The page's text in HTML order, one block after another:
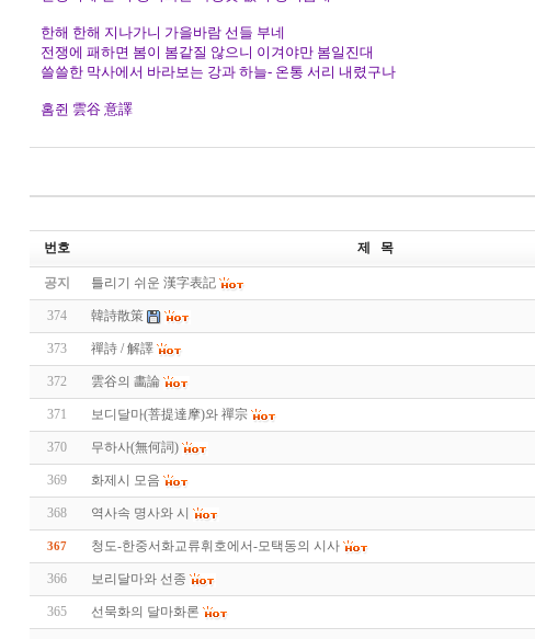
한해 한해 지나가니 가을바람 선들 부네
전쟁에 패하면 봄이 봄같질 않으니 이겨야만 봄일진대
쓸쓸한 막사에서 바라보는 강과 하늘- 온통 서리 내렸구나
홈쥔 雲谷 意譯
번호
제 목
공지 틀리기 쉬운 漢字表記
374 韓詩散策
373 禪詩 / 解譯
372 雲谷의 畵論
371 보디달마(菩提達摩)와 禪宗
370 무하사(無何詞)
369 화제시 모음
368 역사속 명사와 시
367 청도-한중서화교류휘호에서-모택동의 시사
366 보리달마와 선종
365 선묵화의 달마화론